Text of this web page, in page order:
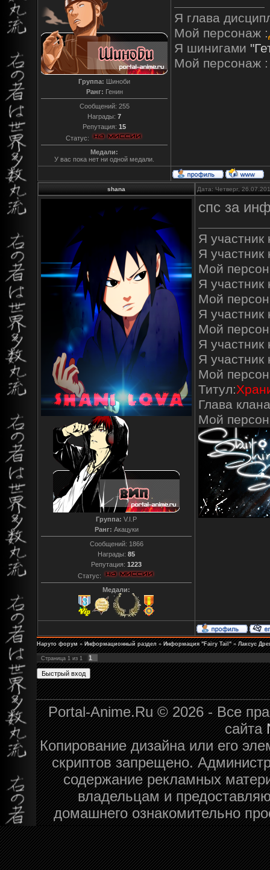
Группа: Шиноби
Ранг: Генин
Сообщений: 255
Награды: 7
Репутация: 15
Статус:
Медали:
У вас пока нет ни одной медали.
Я глава
Мой персонаж :
Я шинигами
Мой персонаж
shana Дата: Четверг,
Группа: V.I.P
Ранг: Акацуки
Сообщений: 1866
Награды: 85
Репутация: 1223
Статус:
Медали:
спс за
Я участник
Я участник
Мой
Я участник
Мой
Я участник
Мой
Я участник
Я участник
Мой
Титул:
Глава
Мой
Наруто форум » Информационный раздел » Информация "Fairy Tail" » Лаксус
Страница 1 из 1 1
Portal-Anime.Ru © 2026 - Все
сайта
Копирование дизайна или его
скриптов запрещено.
содержание рекламных
владельцам и
домашнего ознакомительно